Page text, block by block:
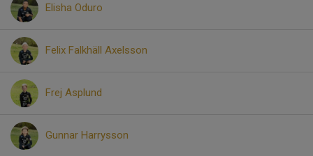
Elisha Oduro
Felix Falkhäll Axelsson
Frej Asplund
Gunnar Harrysson